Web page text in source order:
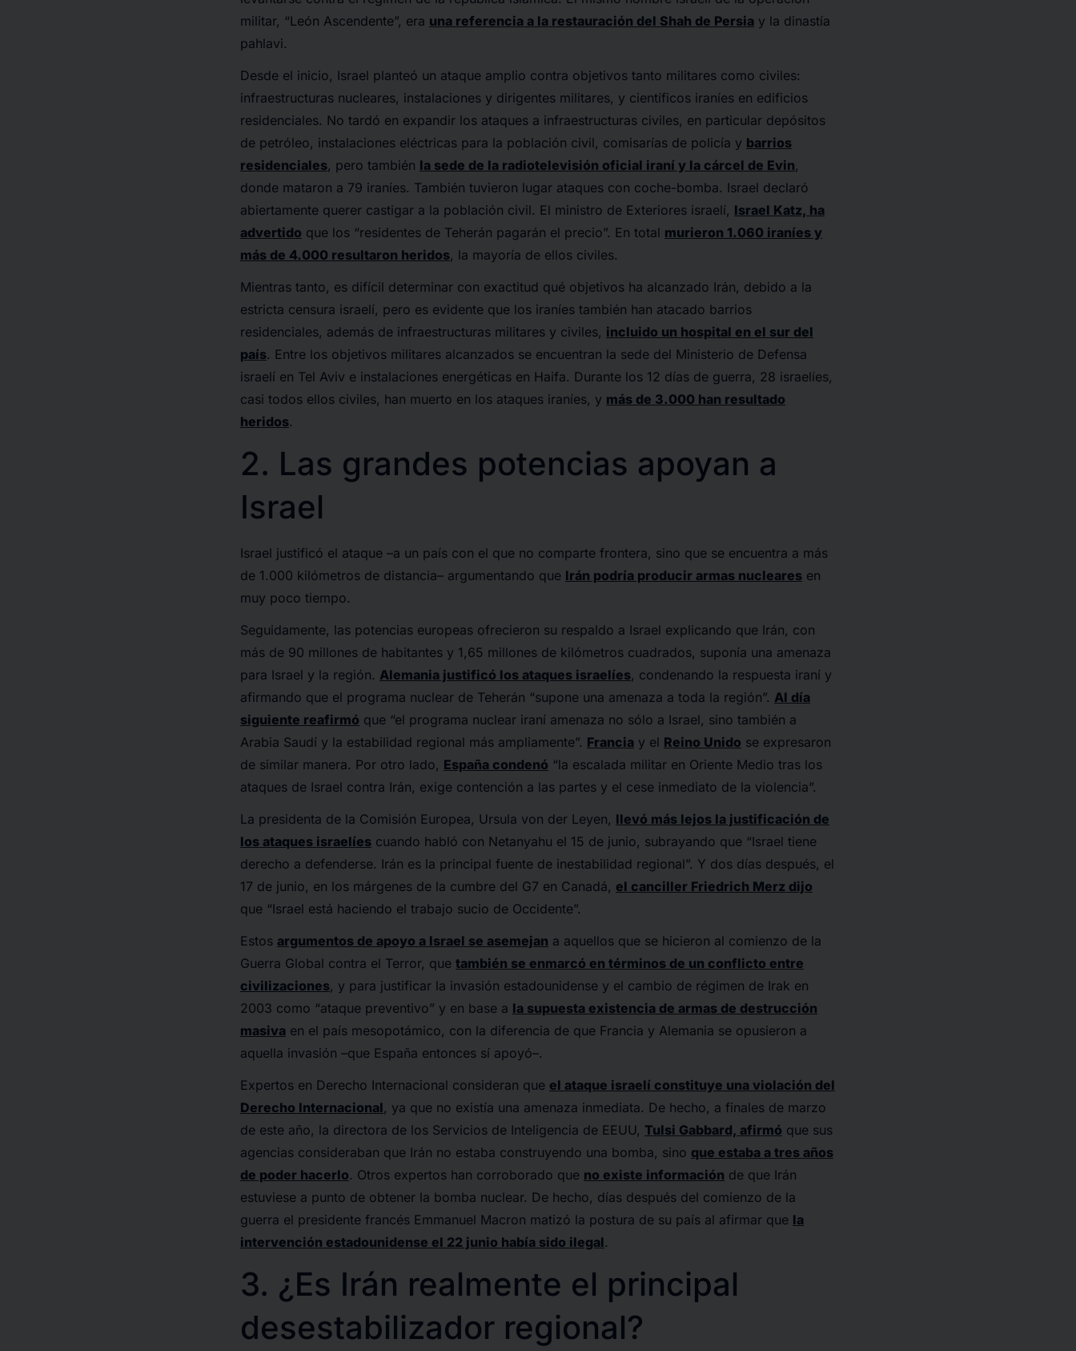
militar, “León Ascendente”, era una referencia a la restauración del Shah de Persia y la dinastía
pahlavi.
Desde el inicio, Israel planteó un ataque amplio contra objetivos tanto militares como civiles:
infraestructuras nucleares, instalaciones y dirigentes militares, y científicos iraníes en edificios
residenciales. No tardó en expandir los ataques a infraestructuras civiles, en particular depósitos
de petróleo, instalaciones eléctricas para la población civil, comisarías de policía y barrios
residenciales, pero también la sede de la radiotelevisión oficial iraní y la cárcel de Evin,
donde mataron a 79 iraníes. También tuvieron lugar ataques con coche-bomba. Israel declaró
abiertamente querer castigar a la población civil. El ministro de Exteriores israelí, Israel Katz, ha
advertido que los “residentes de Teherán pagarán el precio”. En total murieron 1.060 iraníes y
más de 4.000 resultaron heridos, la mayoría de ellos civiles.
Mientras tanto, es difícil determinar con exactitud qué objetivos ha alcanzado Irán, debido a la
estricta censura israelí, pero es evidente que los iraníes también han atacado barrios
residenciales, además de infraestructuras militares y civiles, incluido un hospital en el sur del
país. Entre los objetivos militares alcanzados se encuentran la sede del Ministerio de Defensa
israelí en Tel Aviv e instalaciones energéticas en Haifa. Durante los 12 días de guerra, 28 israelíes,
casi todos ellos civiles, han muerto en los ataques iraníes, y más de 3.000 han resultado
heridos.
2. Las grandes potencias apoyan a
Israel
Israel justificó el ataque –a un país con el que no comparte frontera, sino que se encuentra a más
de 1.000 kilómetros de distancia– argumentando que Irán podría producir armas nucleares en
muy poco tiempo.
Seguidamente, las potencias europeas ofrecieron su respaldo a Israel explicando que Irán, con
más de 90 millones de habitantes y 1,65 millones de kilómetros cuadrados, suponía una amenaza
para Israel y la región. Alemania justificó los ataques israelíes, condenando la respuesta iraní y
afirmando que el programa nuclear de Teherán “supone una amenaza a toda la región”. Al día
siguiente reafirmó que “el programa nuclear iraní amenaza no sólo a Israel, sino también a
Arabia Saudí y la estabilidad regional más ampliamente”. Francia y el Reino Unido se expresaron
de similar manera. Por otro lado, España condenó “la escalada militar en Oriente Medio tras los
ataques de Israel contra Irán, exige contención a las partes y el cese inmediato de la violencia”.
La presidenta de la Comisión Europea, Ursula von der Leyen, llevó más lejos la justificación de
los ataques israelíes cuando habló con Netanyahu el 15 de junio, subrayando que “Israel tiene
derecho a defenderse. Irán es la principal fuente de inestabilidad regional”. Y dos días después, el
17 de junio, en los márgenes de la cumbre del G7 en Canadá, el canciller Friedrich Merz dijo
que “Israel está haciendo el trabajo sucio de Occidente”.
Estos argumentos de apoyo a Israel se asemejan a aquellos que se hicieron al comienzo de la
Guerra Global contra el Terror, que también se enmarcó en términos de un conflicto entre
civilizaciones, y para justificar la invasión estadounidense y el cambio de régimen de Irak en
2003 como “ataque preventivo” y en base a la supuesta existencia de armas de destrucción
masiva en el país mesopotámico, con la diferencia de que Francia y Alemania se opusieron a
aquella invasión –que España entonces sí apoyó–.
Expertos en Derecho Internacional consideran que el ataque israelí constituye una violación del
Derecho Internacional, ya que no existía una amenaza inmediata. De hecho, a finales de marzo
de este año, la directora de los Servicios de Inteligencia de EEUU, Tulsi Gabbard, afirmó que sus
agencias consideraban que Irán no estaba construyendo una bomba, sino que estaba a tres años
de poder hacerlo. Otros expertos han corroborado que no existe información de que Irán
estuviese a punto de obtener la bomba nuclear. De hecho, días después del comienzo de la
guerra el presidente francés Emmanuel Macron matizó la postura de su país al afirmar que la
intervención estadounidense el 22 junio había sido ilegal.
3. ¿Es Irán realmente el principal
desestabilizador regional?